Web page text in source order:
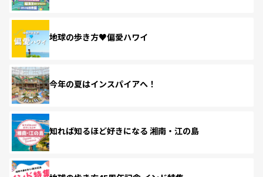
地球の歩き方♥偏愛ハワイ
今年の夏はインスパイアへ！
知れば知るほど好きになる 湘南・江の島